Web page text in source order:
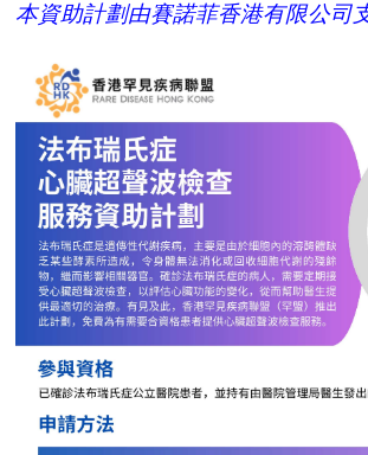
本資助計劃由賽諾菲香港有限公司